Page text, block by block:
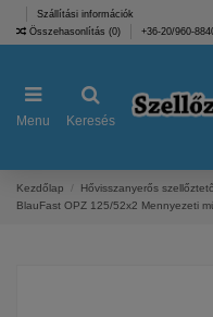
Szállítási információk
Összehasonlítás (0) +36-20/960-
Menu Keresés
Kezdőlap Hővisszanyerős szellőztető
BlauFast OPZ 125/52x2 Mennyezeti